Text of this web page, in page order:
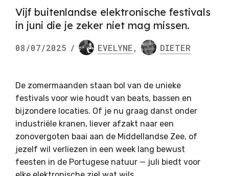
Vijf buitenlandse elektronische festivals
in juni die je zeker niet mag missen.
08/07/2025 / EVELYNE, DIETER
De zomermaanden staan bol van de unieke
festivals voor wie houdt van beats, bassen en
bijzondere locaties. Of je nu graag danst onder
industriële kranen, liever afzakt naar een
zonovergoten baai aan de Middellandse Zee, of
jezelf wil verliezen in een week lang bewust
feesten in de Portugese natuur — juli biedt voor